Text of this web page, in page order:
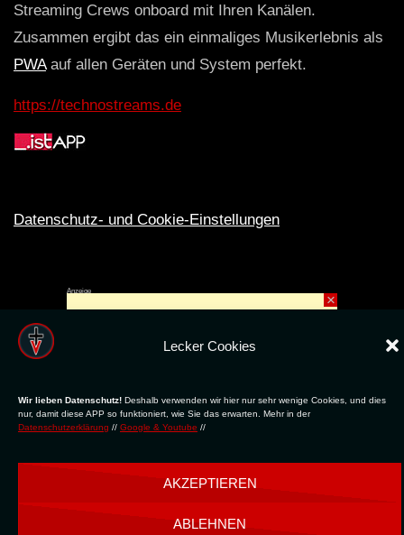
Lecker Cookies
Wir lieben Datenschutz! Deshalb verwenden wir hier nur sehr wenige Cookies, und dies
nur, damit diese APP so funktioniert, wie Sie das erwarten. Mehr in der
Datenschutzerklärung // Google & Youtube //
AKZEPTIEREN
ABLEHNEN
Streaming Crews onboard mit Ihren Kanälen.
Zusammen ergibt das ein einmaliges Musikerlebnis als
PWAauf allen Geräten und System perfekt.
https://technostreams.de
Datenschutz- und Cookie-Einstellungen
Anzeige
×